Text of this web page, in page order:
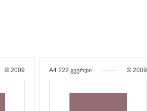
© 2009 A4 222 გვერდი © 2009